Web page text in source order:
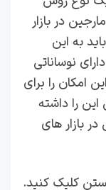
در بازار
به این
نوساناتی
امکان را برای
را داشته
بازار های
کلیک کنید.